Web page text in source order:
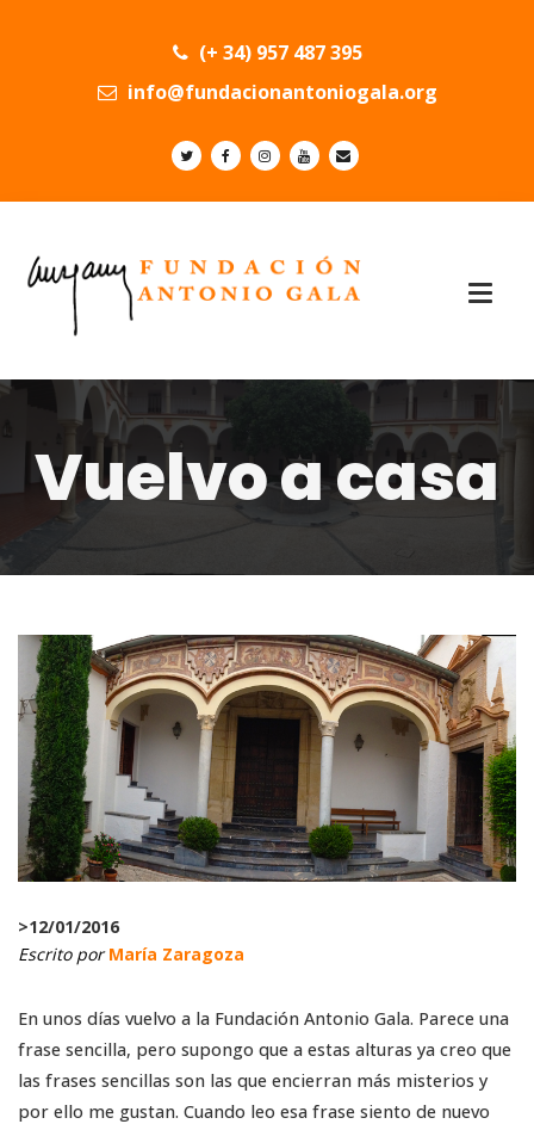
(+ 34) 957 487 395
info@fundacionantoniogala.org
Vuelvo a casa
>12/01/2016
Escrito porMaría Zaragoza
En unos días vuelvo a la Fundación Antonio Gala. Parece una
frase sencilla, pero supongo que a estas alturas ya creo que
las frases sencillas son las que encierran más misterios y
por ello me gustan. Cuando leo esa frase siento de nuevo